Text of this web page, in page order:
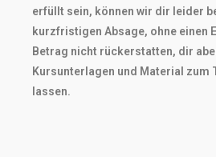
erfüllt sein, können wir dir leider
kurzfristigen Absage, ohne einen
Betrag nicht rückerstatten, dir
Kursunterlagen und Material zum
lassen.